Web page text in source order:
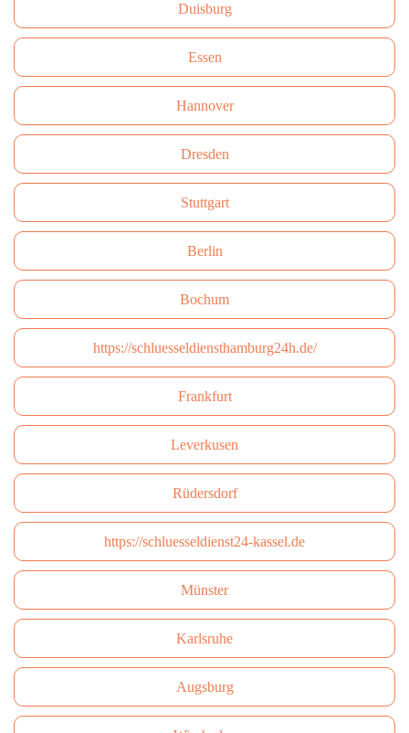
Duisburg
Essen
Hannover
Dresden
Stuttgart
Berlin
Bochum
https://schluesseldiensthamburg24h.de/
Frankfurt
Leverkusen
Rüdersdorf
https://schluesseldienst24-kassel.de
Münster
Karlsruhe
Augsburg